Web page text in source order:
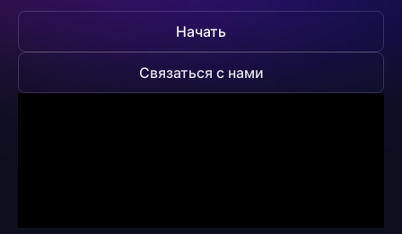
Начать
Связаться с нами